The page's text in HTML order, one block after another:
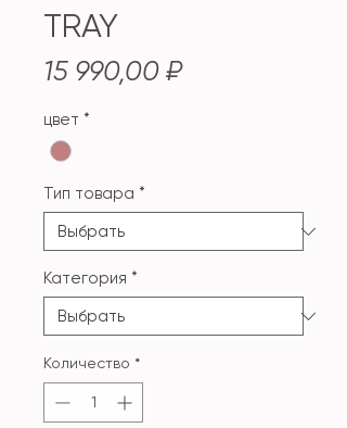
TRAY
15 990,00 ₽Цена
цвет *
Тип товара *
Категория *
Количество *